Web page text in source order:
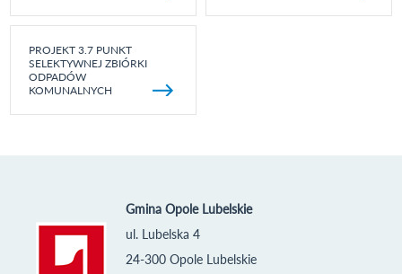
PROJEKT 3.7 PUNKT
SELEKTYWNEJ ZBIÓRKI
ODPADÓW
KOMUNALNYCH
Gmina Opole Lubelskie
ul. Lubelska 4
24-300 Opole Lubelskie